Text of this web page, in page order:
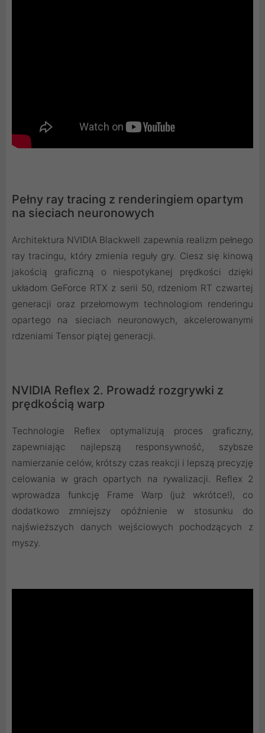
Pełny ray tracing z renderingiem opartym
na sieciach neuronowych
Architektura NVIDIA Blackwell zapewnia realizm pełnego
ray tracingu, który zmienia reguły gry. Ciesz się kinową
jakością graficzną o niespotykanej prędkości dzięki
układom GeForce RTX z serii 50, rdzeniom RT czwartej
generacji oraz przełomowym technologiom renderingu
opartego na sieciach neuronowych, akcelerowanymi
rdzeniami Tensor piątej generacji.
NVIDIA Reflex 2. Prowadź rozgrywki z
prędkością warp
Technologie Reflex optymalizują proces graficzny,
zapewniając najlepszą responsywność, szybsze
namierzanie celów, krótszy czas reakcji i lepszą precyzję
celowania w grach opartych na rywalizacji. Reflex 2
wprowadza funkcję Frame Warp (już wkrótce!), co
dodatkowo zmniejszy opóźnienie w stosunku do
najświeższych danych wejściowych pochodzących z
myszy.